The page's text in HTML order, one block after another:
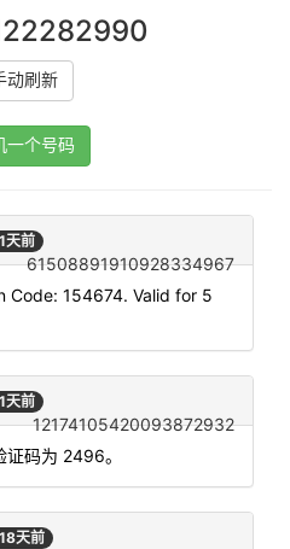
动刷新
一个号码
天前
61508891910928334967
Code: 154674. Valid for 5
天前
12174105420093872932
证码为 2496。
天前